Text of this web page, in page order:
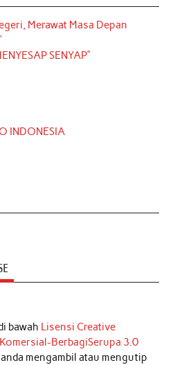
Merawat Masa Depan
SENYAP”
INDONESIA
bawah Lisensi Creative
BerbagiSerupa 3.0
anda mengambil atau mengutip